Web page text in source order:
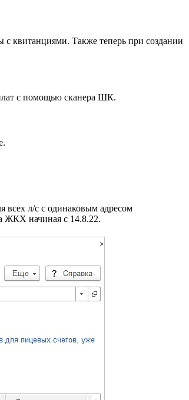
квитанциями. Также теперь при создании
с помощью сканера ШК.
всех л/с с одинаковым адресом
ЖКХ начиная с 14.8.22.